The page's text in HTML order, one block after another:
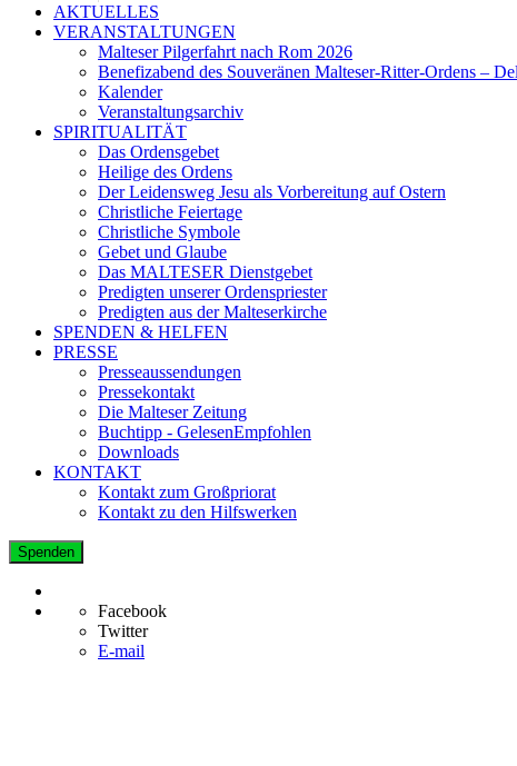
AKTUELLES
VERANSTALTUNGEN
Malteser Pilgerfahrt nach Rom 2026
Benefizabend des Souveränen Malteser-Ritter-Ordens –
Kalender
Veranstaltungsarchiv
SPIRITUALITÄT
Das Ordensgebet
Heilige des Ordens
Der Leidensweg Jesu als Vorbereitung auf Ostern
Christliche Feiertage
Christliche Symbole
Gebet und Glaube
Das MALTESER Dienstgebet
Predigten unserer Ordenspriester
Predigten aus der Malteserkirche
SPENDEN & HELFEN
PRESSE
Presseaussendungen
Pressekontakt
Die Malteser Zeitung
Buchtipp - GelesenEmpfohlen
Downloads
KONTAKT
Kontakt zum Großpriorat
Kontakt zu den Hilfswerken
Spenden
Facebook
Twitter
E-mail